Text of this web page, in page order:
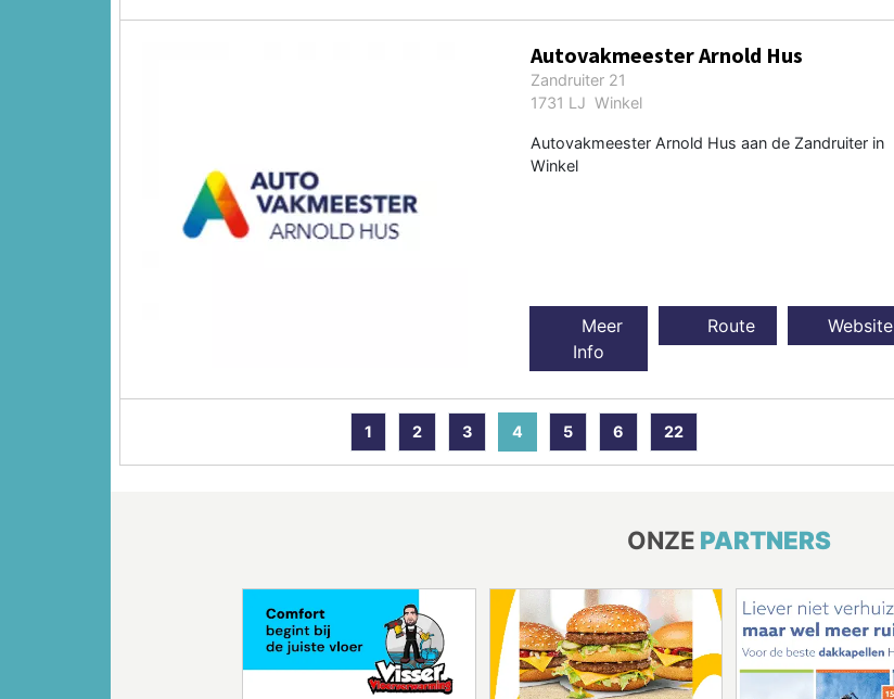
Autovakmeester Arnold Hus
Zandruiter 21
1731 LJ Winkel
Autovakmeester Arnold Hus aan de Zandruiter in
Winkel
Meer
Info
Route Website
1 2 3 4 5 6 22
ONZE PARTNERS